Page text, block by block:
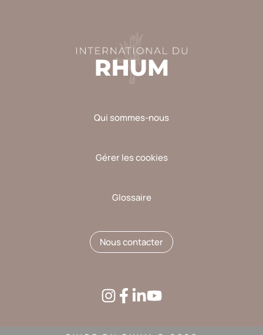
Qui sommes-nous
Gérer les cookies
Glossaire
Nous contacter